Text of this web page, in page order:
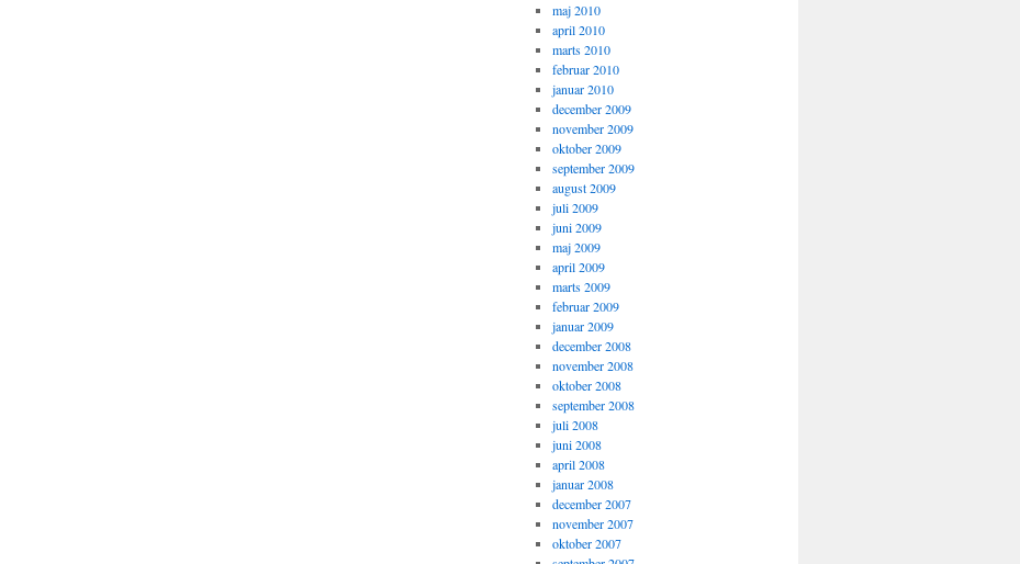
maj 2010
april 2010
marts 2010
februar 2010
januar 2010
december 2009
november 2009
oktober 2009
september 2009
august 2009
juli 2009
juni 2009
maj 2009
april 2009
marts 2009
februar 2009
januar 2009
december 2008
november 2008
oktober 2008
september 2008
juli 2008
juni 2008
april 2008
januar 2008
december 2007
november 2007
oktober 2007